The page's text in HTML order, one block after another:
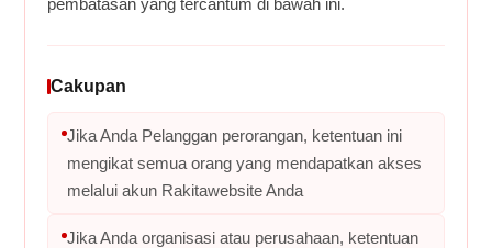
Cakupan
Jika Anda Pelanggan perorangan, ketentuan ini
mengikat semua orang yang mendapatkan akses
melalui akun Rakitawebsite Anda
Jika Anda organisasi atau perusahaan, ketentuan